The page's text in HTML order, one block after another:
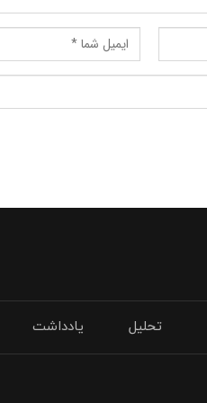
تحلیل یادداشت